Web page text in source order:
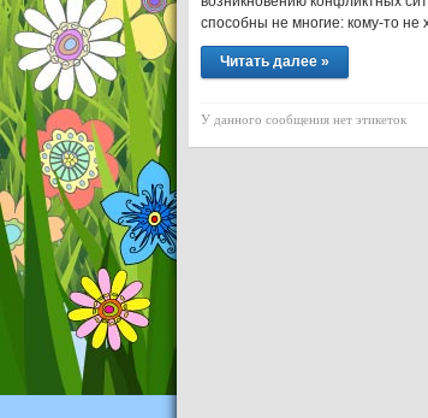
способны не многие: кому-то
Читать далее »
У данного сообщения нет этикеток